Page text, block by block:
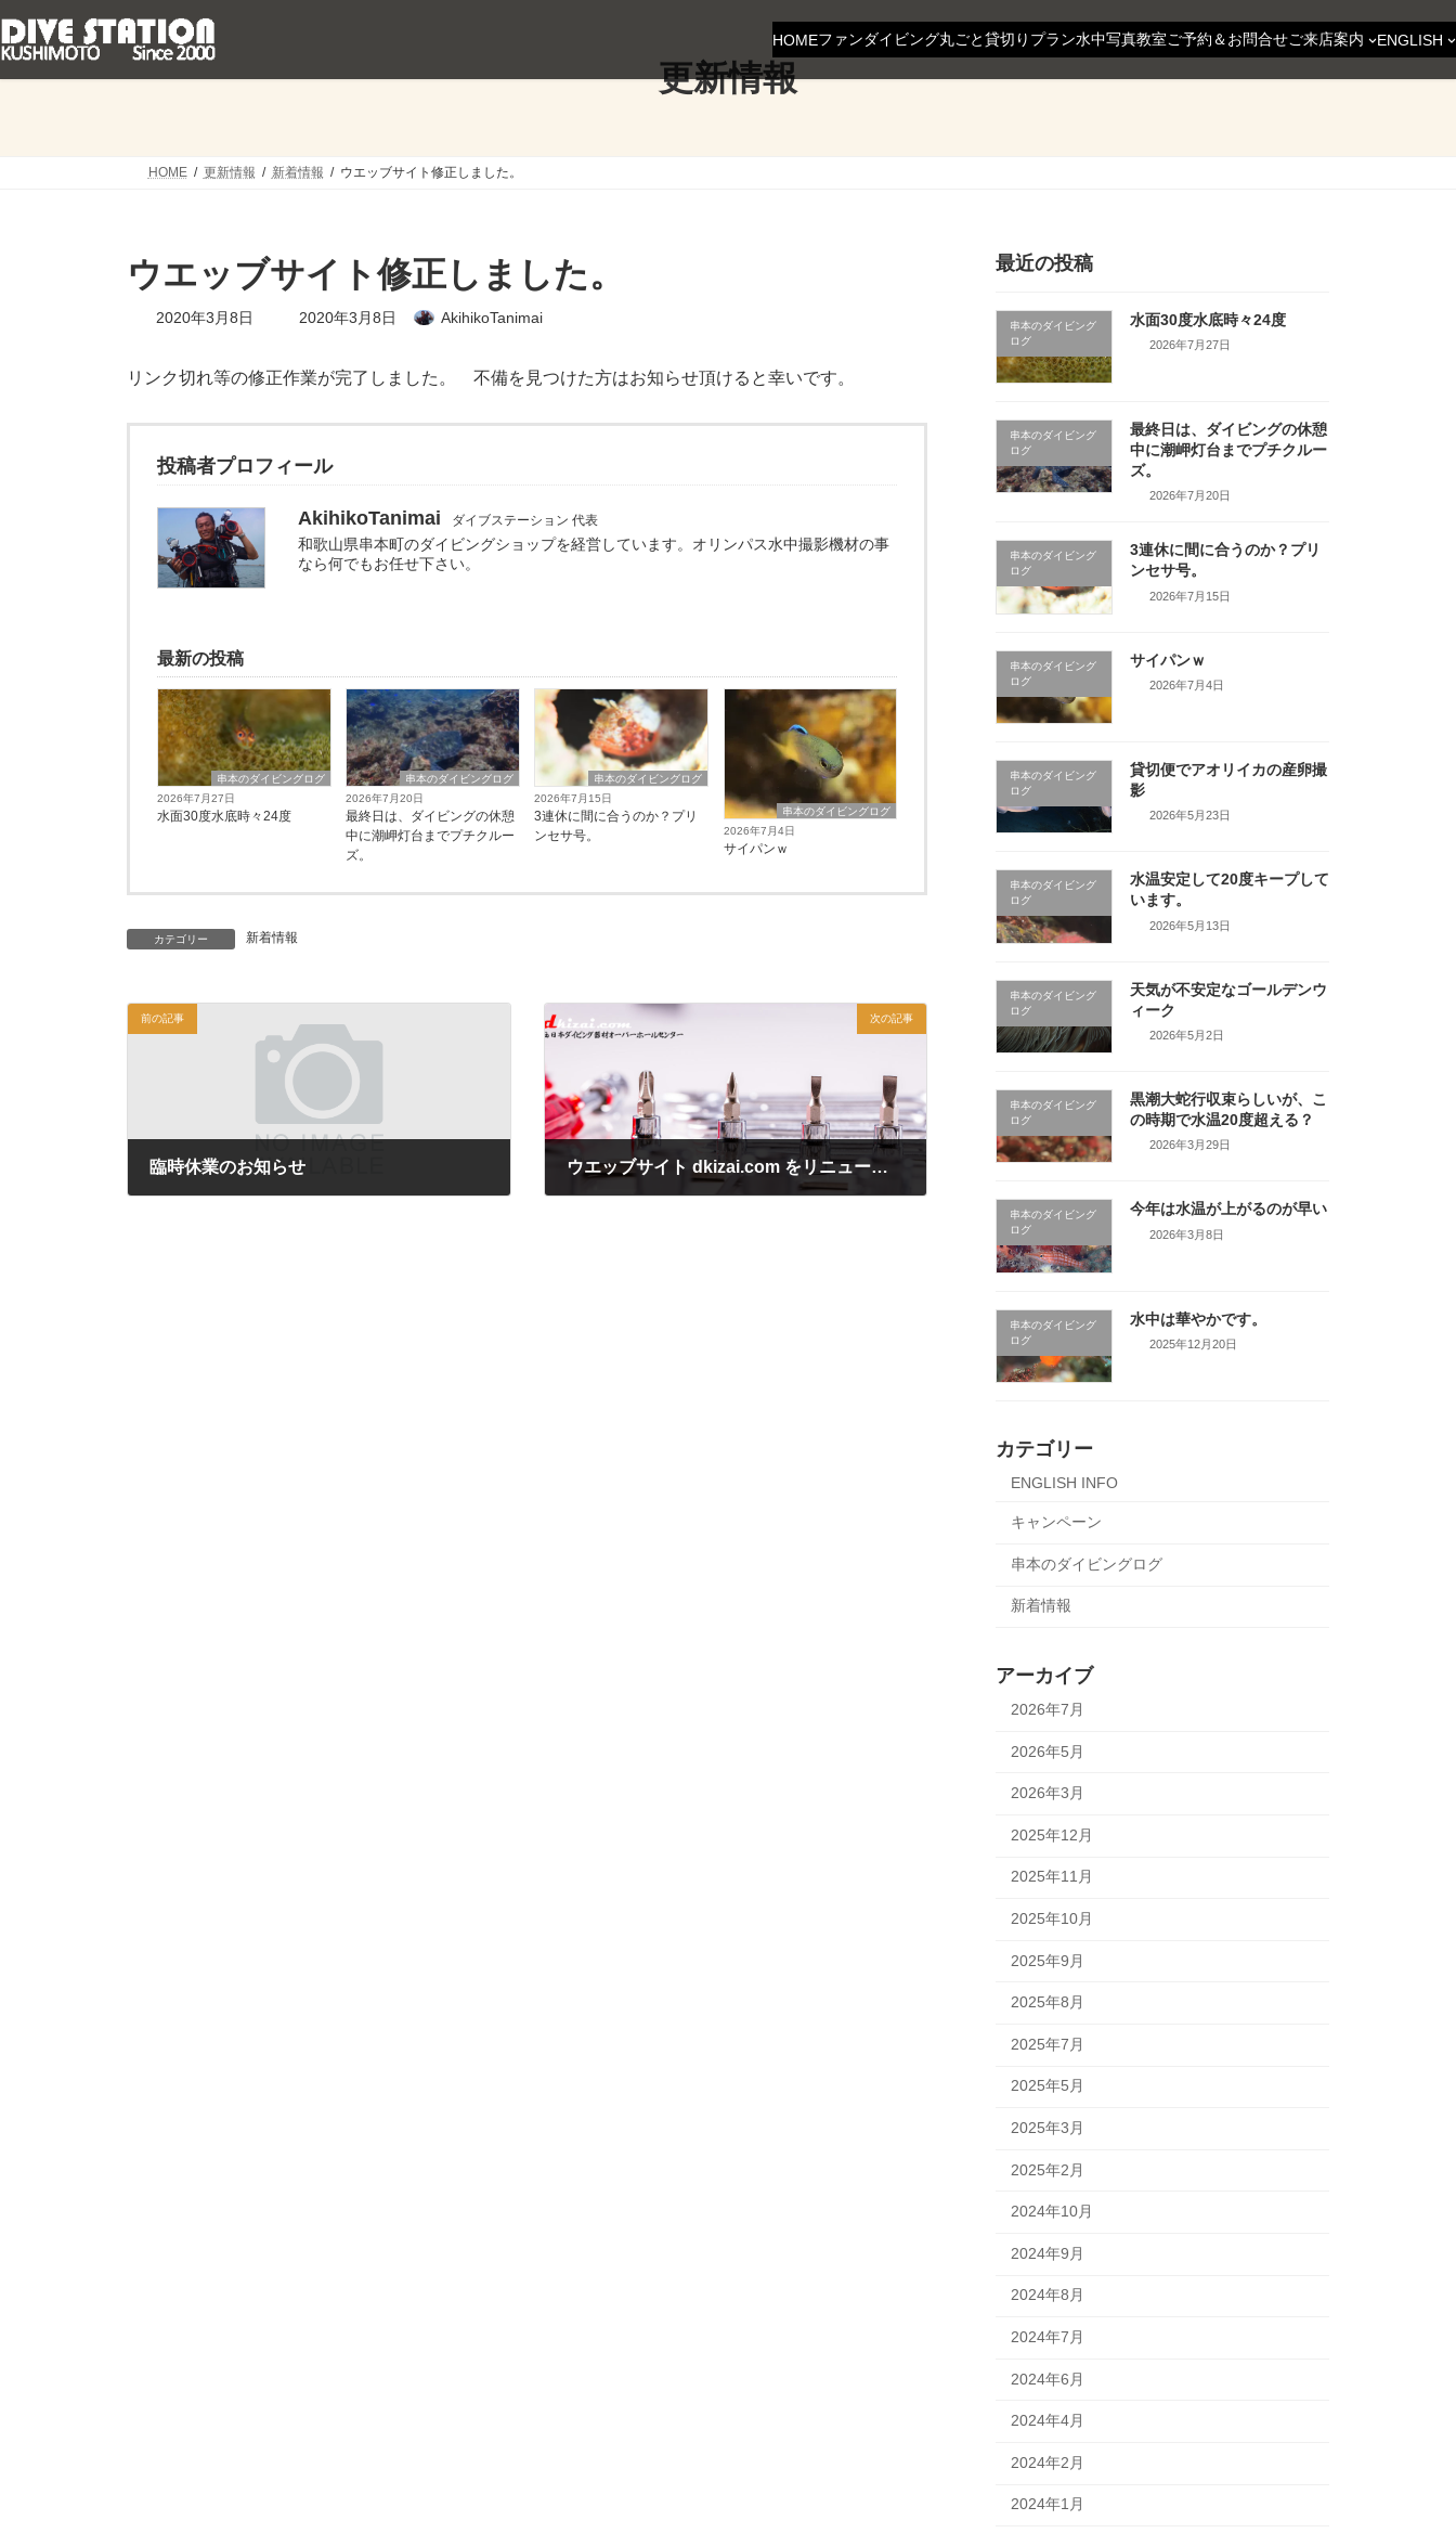
ン
テ
ン
ビ
ゲ
ー
HOMEファンダイビング丸ごと貸切りプラン水中写真教室ご予約＆お問合せご来店案内 ENGLISH
更新情報
HOME 更新情報 新着情報 ウエッブサイト修正しました。
ウエッブサイト修正しました。
2020年3月8日
最
新
:
2020年3月8日 AkihikoTanimai
リンク切れ等の修正作業が完了しました。 不備を見つけた方はお知らせ頂けると幸いです。
投稿者プロフィール
AkihikoTanimai ダイブステーション 代表
和歌山県串本町のダイビングショップを経営しています。オリンパス水中撮影機材の事
なら何でもお任せ下さい。
最新の投稿
串本のダイビングログ
2026年7月27日
水面30度水底時々24度
串本のダイビングログ
2026年7月20日
最終日は、ダイビングの休憩
中に潮岬灯台までプチクルー
ズ。
串本のダイビングログ
2026年7月15日
3連休に間に合うのか？プリ
ンセサ号。
串本のダイビングログ
2026年7月4日
サイパンｗ
カテゴリー 新着情報
前の記事
臨時休業のお知らせ
次の記事
ウエッブサイト dkizai.com をリニューアルしました。
最近の投稿
串本のダイビング
ログ
水面30度水底時々24度
2026年7月27日
串本のダイビング
ログ
最終日は、ダイビングの休憩
中に潮岬灯台までプチクルー
ズ。
2026年7月20日
串本のダイビング
ログ
3連休に間に合うのか？プリ
ンセサ号。
2026年7月15日
串本のダイビング
ログ
サイパンｗ
2026年7月4日
串本のダイビング
ログ
貸切便でアオリイカの産卵撮
影
2026年5月23日
串本のダイビング
ログ
水温安定して20度キープして
います。
2026年5月13日
串本のダイビング
ログ
天気が不安定なゴールデンウ
ィーク
2026年5月2日
串本のダイビング
ログ
黒潮大蛇行収束らしいが、こ
の時期で水温20度超える？
2026年3月29日
串本のダイビング
ログ
今年は水温が上がるのが早い
2026年3月8日
串本のダイビング
ログ
水中は華やかです。
2025年12月20日
カテゴリー
ENGLISH INFO
キャンペーン
串本のダイビングログ
新着情報
アーカイブ
2026年7月
2026年5月
2026年3月
2025年12月
2025年11月
2025年10月
2025年9月
2025年8月
2025年7月
2025年5月
2025年3月
2025年2月
2024年10月
2024年9月
2024年8月
2024年7月
2024年6月
2024年4月
2024年2月
2024年1月